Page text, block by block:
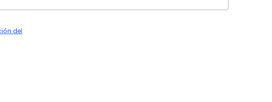
del